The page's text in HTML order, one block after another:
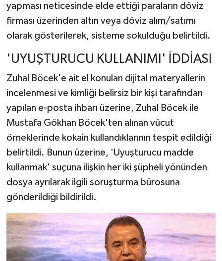
yapması neticesinde elde ettiği paraların döviz
firması üzerinden altın veya döviz alım/satımı
olarak gösterilerek, sisteme sokulduğu belirtildi.
'UYUŞTURUCU KULLANIMI' İDDİASI
Zuhal Böcek'e ait el konulan dijital materyallerin
incelenmesi ve kimliği belirsiz bir kişi tarafından
yapılan e-posta ihbarı üzerine, Zuhal Böcek ile
Mustafa Gökhan Böcek'ten alınan vücut
örneklerinde kokain kullandıklarının tespit edildiği
belirtildi. Bunun üzerine, 'Uyuşturucu madde
kullanmak' suçuna ilişkin her iki şüpheli yönünden
dosya ayrılarak ilgili soruşturma bürosuna
gönderildiği bildirildi.